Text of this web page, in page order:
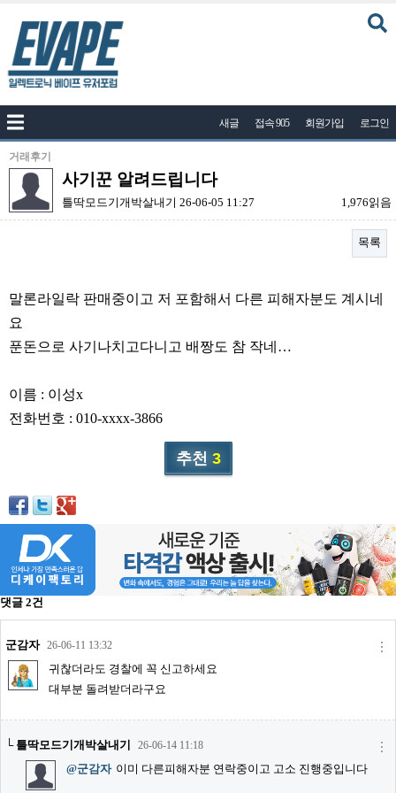
공지사항
나눔이벤트
자유게시판
질문답변
액상
리뷰게시판
팁앤가이드
업체
업체게시판
모더게시판
제휴업체
판매
즐겨찾기
새글 접속 905 회원가입 로그인
거래후기
사기꾼 알려드립니다
틀딱모드기개박살내기 26-06-05 11:27 1,976읽음
목록
말론라일락 판매중이고 저 포함해서 다른 피해자분도 계시네
요
푼돈으로 사기나치고다니고 배짱도 참 작네…
이름 : 이성x
전화번호 : 010-xxxx-3866
추천 3
댓글 2건
군감자 26-06-11 13:32
귀찮더라도 경찰에 꼭 신고하세요
대부분 돌려받더라구요
└ 틀딱모드기개박살내기
26-06-14 11:18
@군감자 이미 다른피해자분 연락중이고 고소 진행중입니다